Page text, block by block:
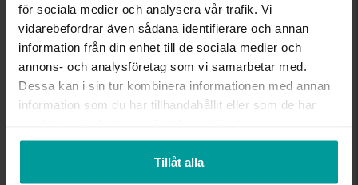
för sociala medier och analysera vår trafik. Vi
vidarebefordrar även sådana identifierare och annan
information från din enhet till de sociala medier och
annons- och analysföretag som vi samarbetar med.
Dessa kan i sin tur kombinera informationen med annan
information som du har tillhandahållit eller som de har
Tillåt alla
STEN/PÄRLA
Kubisk zirkonia
Liknande produkter